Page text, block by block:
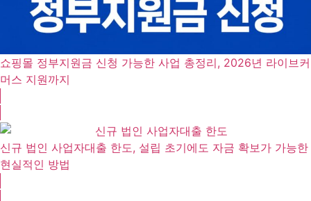
쇼핑몰 정부지원금 신청 가능한 사업 총정리, 2026년 라이브커
머스 지원까지
신규 법인 사업자대출 한도, 설립 초기에도 자금 확보가 가능한
현실적인 방법